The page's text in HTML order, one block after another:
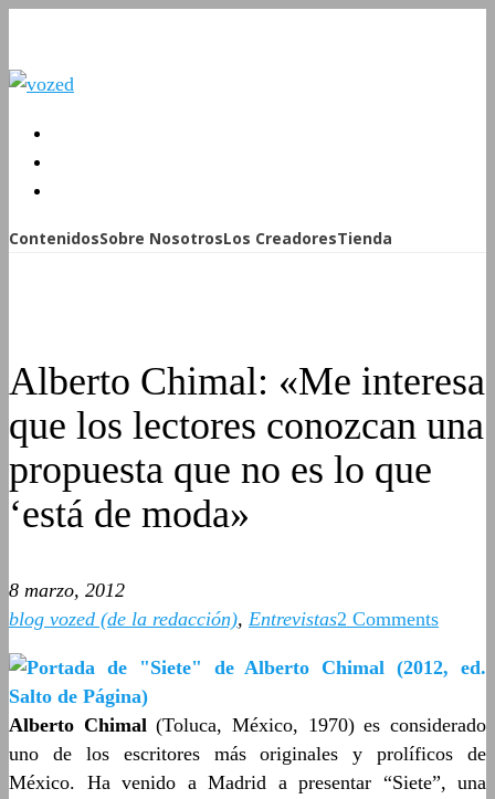
ContenidosSobre NosotrosLos CreadoresTienda
Alberto Chimal: «Me interesa
que los lectores conozcan una
propuesta que no es lo que
‘está de moda»
8 marzo, 2012
blog vozed (de la redacción), Entrevistas2 Comments
Alberto Chimal(Toluca, México, 1970) es considerado
uno de los escritores más originales y prolíficos de
México. Ha venido a Madrid a presentar “Siete”, una